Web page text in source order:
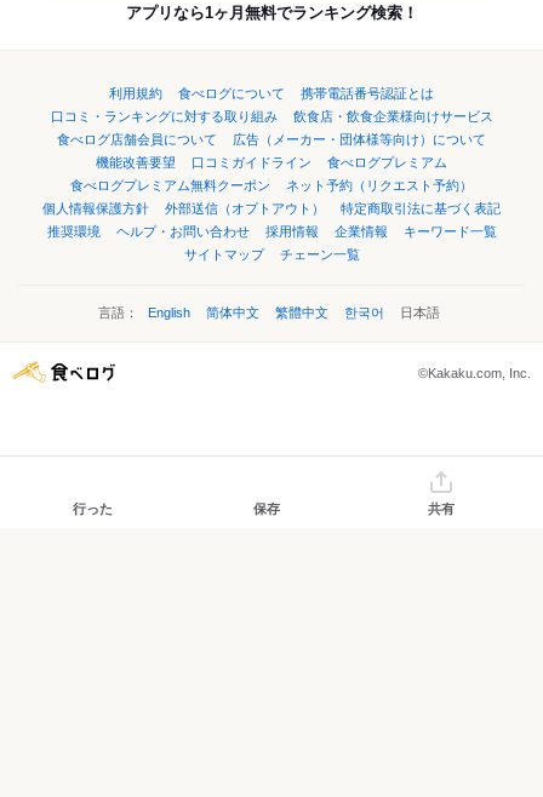
アプリなら1ヶ月無料でランキング検索！
利用規約 食べログについて
携帯電話番号認証とは
口コミ・ランキングに対する取り組み
飲食店・飲食企業様向けサービス
食べログ店舗会員について
広告（メーカー・団体様等向け）について
機能改善要望
口コミガイドライン
食べログプレミアム
食べログプレミアム無料クーポン
ネット予約（リクエスト予約）
個人情報保護方針
外部送信（オプトアウト）
特定商取引法に基づく表記
推奨環境
ヘルプ・お問い合わせ 採用情報 企業情報
キーワード一覧
サイトマップ
チェーン一覧
言語： English 简体中文 繁體中文 한국어 日本語
©Kakaku.com, Inc.
行った 保存 共有